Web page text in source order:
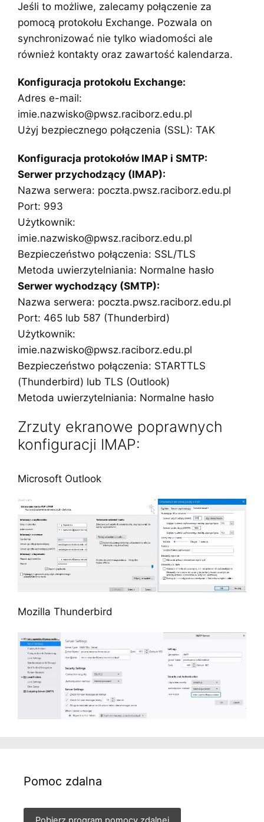
Jeśli to możliwe, zalecamy połączenie za
pomocą protokołu Exchange. Pozwala on
synchronizować nie tylko wiadomości ale
również kontakty oraz zawartość kalendarza.
Konfiguracja protokołu Exchange:
Adres e-mail:
imie.nazwisko@pwsz.raciborz.edu.pl
Użyj bezpiecznego połączenia (SSL): TAK
Konfiguracja protokołów IMAP i SMTP:
Serwer przychodzący (IMAP):
Nazwa serwera: poczta.pwsz.raciborz.edu.pl
Port: 993
Użytkownik:
imie.nazwisko@pwsz.raciborz.edu.pl
Bezpieczeństwo połączenia: SSL/TLS
Metoda uwierzytelniania: Normalne hasło
Serwer wychodzący (SMTP):
Nazwa serwera: poczta.pwsz.raciborz.edu.pl
Port: 465 lub 587 (Thunderbird)
Użytkownik:
imie.nazwisko@pwsz.raciborz.edu.pl
Bezpieczeństwo połączenia: STARTTLS
(Thunderbird) lub TLS (Outlook)
Metoda uwierzytelniania: Normalne hasło
Zrzuty ekranowe poprawnych
konfiguracji IMAP:
Microsoft Outlook
Mozilla Thunderbird
Pomoc zdalna